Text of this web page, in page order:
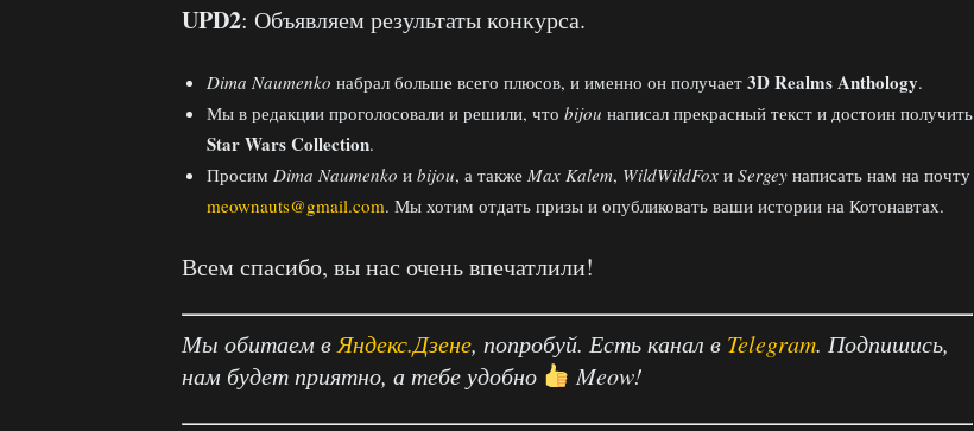
UPD2: Объявляем результаты конкурса.
Dima Naumenko набрал больше всего плюсов, и именно он получает 3D Realms Anthology.
Мы в редакции проголосовали и решили, что bijou написал прекрасный текст и достоин получить
Star Wars Collection.
Просим Dima Naumenko и bijou, а также Max Kalem, WildWildFox и Sergey написать нам на почту
meownauts@gmail.com. Мы хотим отдать призы и опубликовать ваши истории на Котонавтах.
Всем спасибо, вы нас очень впечатлили!
Мы обитаем в Яндекс.Дзене, попробуй. Есть канал в Telegram. Подпишись,
нам будет приятно, а тебе удобно
Meow!